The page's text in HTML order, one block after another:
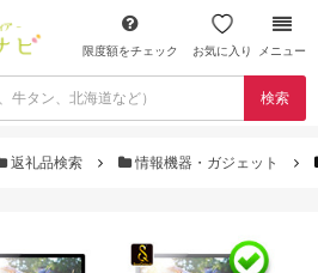
限度額をチェック お気に入り メニュー
検索
返礼品検索 情報機器・ガジェット